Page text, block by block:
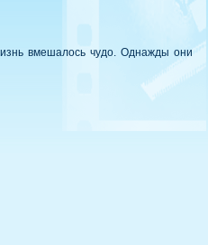
вмешалось чудо. Однажды они